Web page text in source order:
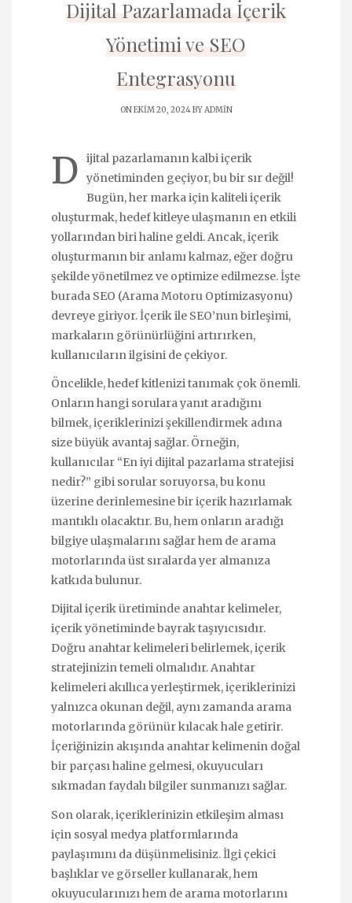
Dijital Pazarlamada İçerik
Yönetimi ve SEO
Entegrasyonu
ON EKIM 20, 2024 BYADMIN
D
ijital pazarlamanın kalbi içerik
yönetiminden geçiyor, bu bir sır değil!
Bugün, her marka için kaliteli içerik
oluşturmak, hedef kitleye ulaşmanın en etkili
yollarından biri haline geldi. Ancak, içerik
oluşturmanın bir anlamı kalmaz, eğer doğru
şekilde yönetilmez ve optimize edilmezse. İşte
burada SEO (Arama Motoru Optimizasyonu)
devreye giriyor. İçerik ile SEO’nun birleşimi,
markaların görünürlüğini artırırken,
kullanıcıların ilgisini de çekiyor.
Öncelikle, hedef kitlenizi tanımak çok önemli.
Onların hangi sorulara yanıt aradığını
bilmek, içeriklerinizi şekillendirmek adına
size büyük avantaj sağlar. Örneğin,
kullanıcılar “En iyi dijital pazarlama stratejisi
nedir?” gibi sorular soruyorsa, bu konu
üzerine derinlemesine bir içerik hazırlamak
mantıklı olacaktır. Bu, hem onların aradığı
bilgiye ulaşmalarını sağlar hem de arama
motorlarında üst sıralarda yer almanıza
katkıda bulunur.
Dijital içerik üretiminde anahtar kelimeler,
içerik yönetiminde bayrak taşıyıcısıdır.
Doğru anahtar kelimeleri belirlemek, içerik
stratejinizin temeli olmalıdır. Anahtar
kelimeleri akıllıca yerleştirmek, içeriklerinizi
yalnızca okunan değil, aynı zamanda arama
motorlarında görünür kılacak hale getirir.
İçeriğinizin akışında anahtar kelimenin doğal
bir parçası haline gelmesi, okuyucuları
sıkmadan faydalı bilgiler sunmanızı sağlar.
Son olarak, içeriklerinizin etkileşim alması
için sosyal medya platformlarında
paylaşımını da düşünmelisiniz. İlgi çekici
başlıklar ve görseller kullanarak, hem
okuyucularınızı hem de arama motorlarını